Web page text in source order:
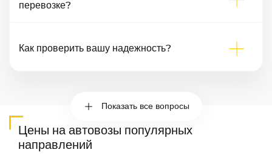
перевозке?
Как проверить вашу надежность?
Показать все вопросы
Цены на автовозы популярных
направлений